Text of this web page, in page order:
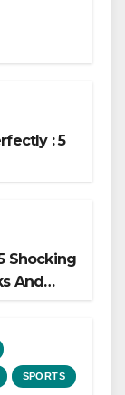
: 5
Shocking
And
SPORTS